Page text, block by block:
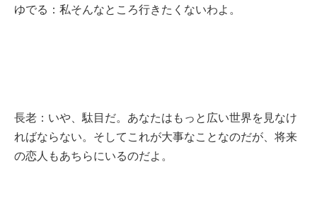
ゆでる：私そんなところ行きたくないわよ。
長老：いや、駄目だ。あなたはもっと広い世界を見なけ
ればならない。そしてこれが大事なことなのだが、将来
の恋人もあちらにいるのだよ。